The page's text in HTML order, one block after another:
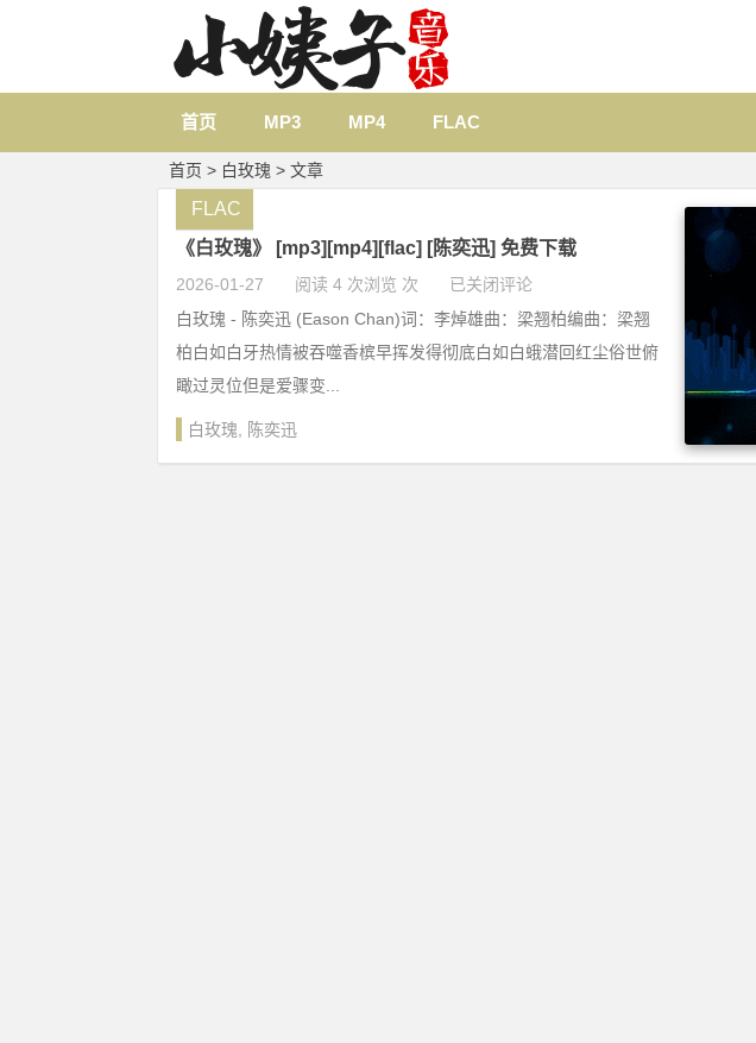
首页 MP3 MP4 FLAC
首页 > 白玫瑰 > 文章
《白玫瑰》 [mp3][mp4][flac] [陈奕迅] 免费下载
2026-01-27 阅读 4 次浏览 次 已关闭评论
FLAC
白玫瑰 - 陈奕迅 (Eason Chan)词：李焯雄曲：梁翘柏编曲：梁翘
柏白如白牙热情被吞噬香槟早挥发得彻底白如白蛾潜回红尘俗世俯
瞰过灵位但是爱骤变...
白玫瑰 陈奕迅